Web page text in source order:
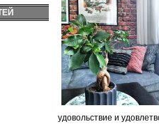
удовольствие и